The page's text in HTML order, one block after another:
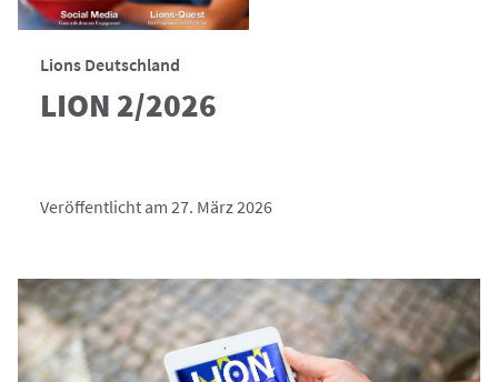
Lions Deutschland
LION 2/2026
Veröffentlicht am 27. März 2026